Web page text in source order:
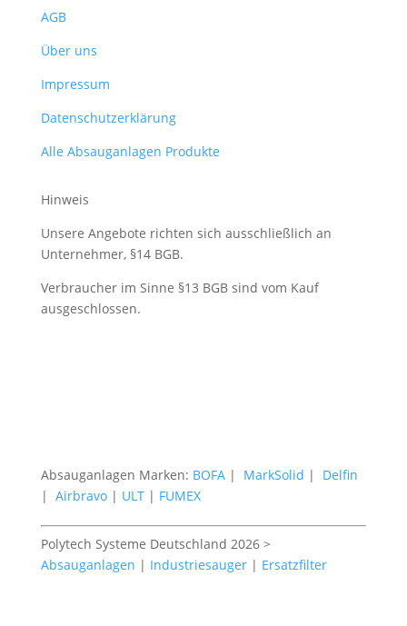
AGB
Über uns
Impressum
Datenschutzerklärung
Alle Absauganlagen Produkte
Hinweis
Unsere Angebote richten sich ausschließlich an
Unternehmer, §14 BGB.
Verbraucher im Sinne §13 BGB sind vom Kauf
ausgeschlossen.
Absauganlagen Marken: BOFA| MarkSolid | Delfin
| Airbravo| ULT| FUMEX
Polytech Systeme Deutschland 2026 >
Absauganlagen | Industriesauger| Ersatzfilter